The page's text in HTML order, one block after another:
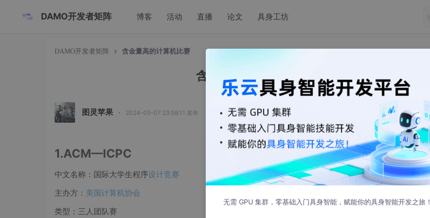
DAMO开发者矩阵 博客 活动 直播 论文 具身工坊
DAMO开发者矩阵 含金量高的计算机比赛
含金量高的计算机比赛
图灵苹果 · 2024-05-07 23:59:11 发布
1.ACM—ICPC
中文名称：国际大学生程序设计竞赛
主办方： 美国计算机协会
类型：三人团队赛
无需 GPU 集群，零基础入门具身智能，赋能你的具身智能开发之旅！